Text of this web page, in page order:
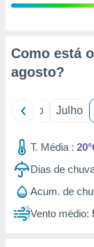
estudos
de
1199
Como está
agosto?
Junho Julho
T. Média :
Dias de
Acum. de
Vento médio: